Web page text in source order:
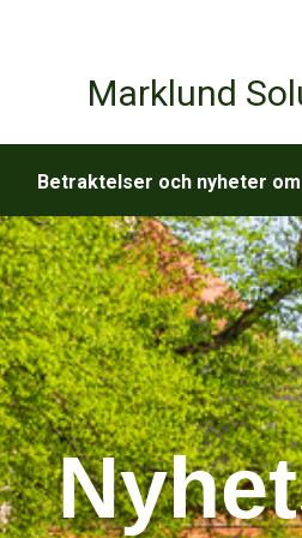
Marklund
Betraktelser och nyheter